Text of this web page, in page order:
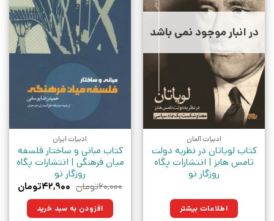
در انبار موجود نمی باشد
ادبیات آلمان
کتاب لویاتان در نظریه دولت
تامس هابز | انتشارات پگاه
روزگار نو
اطلاعات بیشتر
ادبیات ایران
کتاب مبانی و ساختار فلسفه
میان فرهنگی | انتشارات پگاه
روزگار نو
۶۰,۰۰۰تومان قیمت
۶۰,۰۰۰تومان
بود.
۴۲,۹۰۰تومان
افزودن به سبد خرید